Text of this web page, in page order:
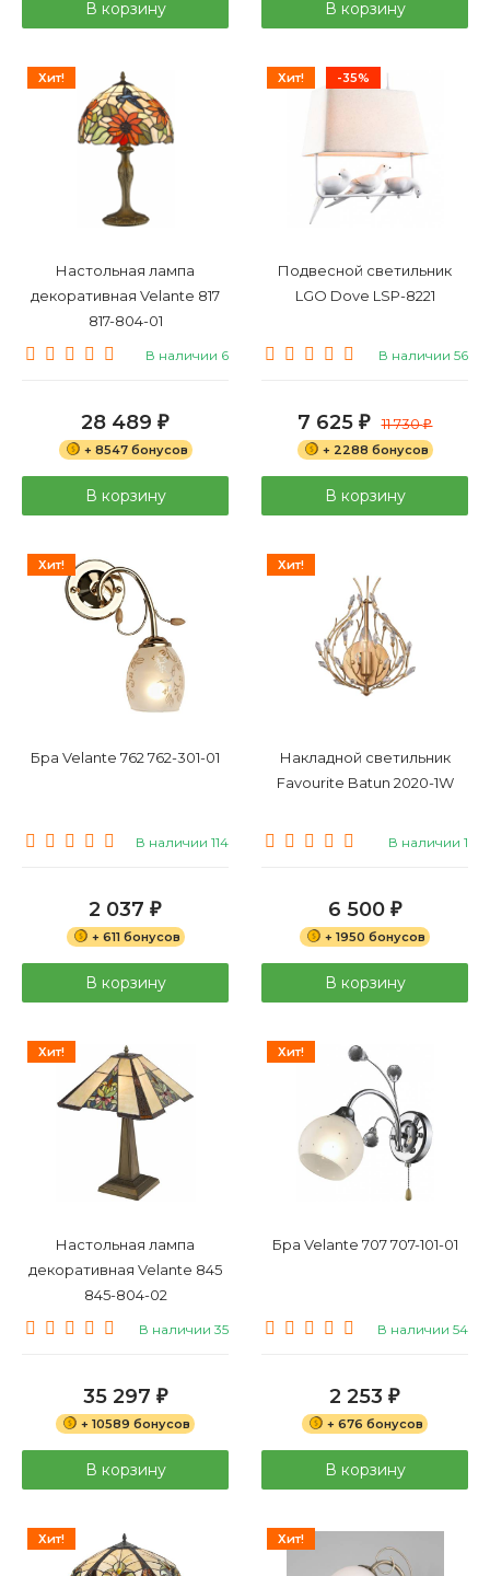
В корзину В корзину
Хит!
Настольная лампа
декоративная Velante 817
817-804-01
В наличии 6
28 489 ₽
+ 8547 бонусов
В корзину
Хит! -35%
Подвесной светильник
LGO Dove LSP-8221
В наличии 56
7 625 ₽ 11 730₽
+ 2288 бонусов
В корзину
Хит!
Бра Velante 762 762-301-01
В наличии 114
2 037 ₽
+ 611 бонусов
В корзину
Хит!
Накладной светильник
Favourite Batun 2020-1W
В наличии 1
6 500 ₽
+ 1950 бонусов
В корзину
Хит!
Настольная лампа
декоративная Velante 845
845-804-02
В наличии 35
35 297 ₽
+ 10589 бонусов
В корзину
Хит!
Бра Velante 707 707-101-01
В наличии 54
2 253 ₽
+ 676 бонусов
В корзину
Хит! Хит!